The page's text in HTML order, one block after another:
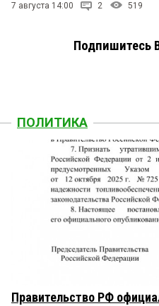
7 августа 14:00 2 519
Подпишитесь
ПОЛИТИКА
Правительство РФ